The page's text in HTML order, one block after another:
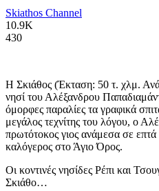
Skiathos Channel
10.9K
430
Η Σκιάθος (Έκταση: 50 τ. χλμ.
νησί του Αλέξανδρου
όμορφες παραλίες τα γραφικά
μεγάλος τεχνίτης του λόγου, ο
πρωτότοκος γιος ανάμεσα σε
καλόγερος στο Άγιο Όρος.
Οι κοντινές νησίδες Ρέπι και
Σκιάθο…